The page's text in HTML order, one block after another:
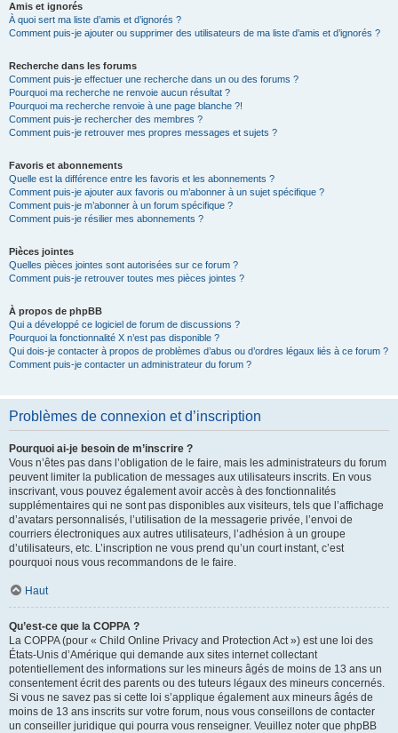
Amis et ignorés
À quoi sert ma liste d’amis et d’ignorés ?
Comment puis-je ajouter ou supprimer des utilisateurs de ma liste d’amis et d’ignorés ?
Recherche dans les forums
Comment puis-je effectuer une recherche dans un ou des forums ?
Pourquoi ma recherche ne renvoie aucun résultat ?
Pourquoi ma recherche renvoie à une page blanche ?!
Comment puis-je rechercher des membres ?
Comment puis-je retrouver mes propres messages et sujets ?
Favoris et abonnements
Quelle est la différence entre les favoris et les abonnements ?
Comment puis-je ajouter aux favoris ou m’abonner à un sujet spécifique ?
Comment puis-je m’abonner à un forum spécifique ?
Comment puis-je résilier mes abonnements ?
Pièces jointes
Quelles pièces jointes sont autorisées sur ce forum ?
Comment puis-je retrouver toutes mes pièces jointes ?
À propos de phpBB
Qui a développé ce logiciel de forum de discussions ?
Pourquoi la fonctionnalité X n’est pas disponible ?
Qui dois-je contacter à propos de problèmes d’abus ou d’ordres légaux liés à ce forum ?
Comment puis-je contacter un administrateur du forum ?
Problèmes de connexion et d’inscription
Pourquoi ai-je besoin de m’inscrire ?
Vous n’êtes pas dans l’obligation de le faire, mais les administrateurs du forum
peuvent limiter la publication de messages aux utilisateurs inscrits. En vous
inscrivant, vous pouvez également avoir accès à des fonctionnalités
supplémentaires qui ne sont pas disponibles aux visiteurs, tels que l’affichage
d’avatars personnalisés, l’utilisation de la messagerie privée, l’envoi de
courriers électroniques aux autres utilisateurs, l’adhésion à un groupe
d’utilisateurs, etc. L’inscription ne vous prend qu’un court instant, c’est
pourquoi nous vous recommandons de le faire.
Haut
Qu’est-ce que la COPPA ?
La COPPA (pour « Child Online Privacy and Protection Act ») est une loi des
États-Unis d’Amérique qui demande aux sites internet collectant
potentiellement des informations sur les mineurs âgés de moins de 13 ans un
consentement écrit des parents ou des tuteurs légaux des mineurs concernés.
Si vous ne savez pas si cette loi s’applique également aux mineurs âgés de
moins de 13 ans inscrits sur votre forum, nous vous conseillons de contacter
un conseiller juridique qui pourra vous renseigner. Veuillez noter que phpBB